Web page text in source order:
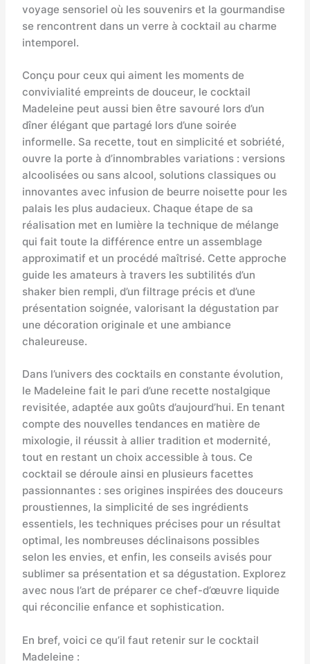
voyage sensoriel où les souvenirs et la gourmandise
se rencontrent dans un verre à cocktail au charme
intemporel.
Conçu pour ceux qui aiment les moments de
convivialité empreints de douceur, le cocktail
Madeleine peut aussi bien être savouré lors d’un
dîner élégant que partagé lors d’une soirée
informelle. Sa recette, tout en simplicité et sobriété,
ouvre la porte à d’innombrables variations : versions
alcoolisées ou sans alcool, solutions classiques ou
innovantes avec infusion de beurre noisette pour les
palais les plus audacieux. Chaque étape de sa
réalisation met en lumière la technique de mélange
qui fait toute la différence entre un assemblage
approximatif et un procédé maîtrisé. Cette approche
guide les amateurs à travers les subtilités d’un
shaker bien rempli, d’un filtrage précis et d’une
présentation soignée, valorisant la dégustation par
une décoration originale et une ambiance
chaleureuse.
Dans l’univers des cocktails en constante évolution,
le Madeleine fait le pari d’une recette nostalgique
revisitée, adaptée aux goûts d’aujourd’hui. En tenant
compte des nouvelles tendances en matière de
mixologie, il réussit à allier tradition et modernité,
tout en restant un choix accessible à tous. Ce
cocktail se déroule ainsi en plusieurs facettes
passionnantes : ses origines inspirées des douceurs
proustiennes, la simplicité de ses ingrédients
essentiels, les techniques précises pour un résultat
optimal, les nombreuses déclinaisons possibles
selon les envies, et enfin, les conseils avisés pour
sublimer sa présentation et sa dégustation. Explorez
avec nous l’art de préparer ce chef-d’œuvre liquide
qui réconcilie enfance et sophistication.
En bref, voici ce qu’il faut retenir sur le cocktail
Madeleine :